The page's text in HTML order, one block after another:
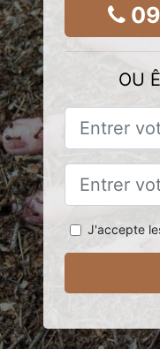
09
OU
J'accepte